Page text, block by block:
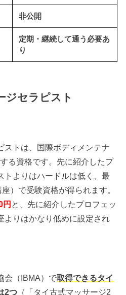
非公開
定期・継続して通う必要あ
り
ジセラピスト
ストは、国際ボディメンテナ
る資格です。先に紹介したプ
トよりはハードルは低く、最
）で受験資格が得られます。
円 と、先に紹介したプロフェッ
よりはかなり低めに設定され
会（IBMA）で取得できるタイ
2つ （「タイ古式マッサージ2